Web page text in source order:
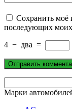
Сохранить моё
последующих
4 − два =
Марки